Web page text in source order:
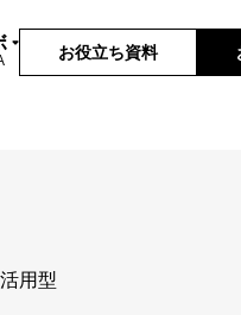
お役立ち資料
用型